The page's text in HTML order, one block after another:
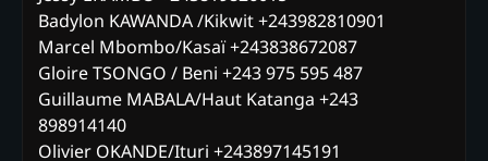
Badylon KAWANDA /Kikwit +243982810901
Marcel Mbombo/Kasaï +243838672087
Gloire TSONGO / Beni +243 975 595 487
Guillaume MABALA/Haut Katanga +243
898914140
Olivier OKANDE/Ituri +243897145191